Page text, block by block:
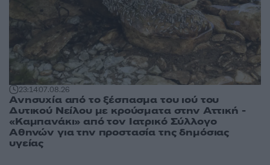
23:1407.08.26
Ανησυχία από το ξέσπασμα του ιού του
Δυτικού Νείλου με κρούσματα στην Αττική -
«Καμπανάκι» από τον Ιατρικό Σύλλογο
Αθηνών για την προστασία της δημόσιας
υγείας